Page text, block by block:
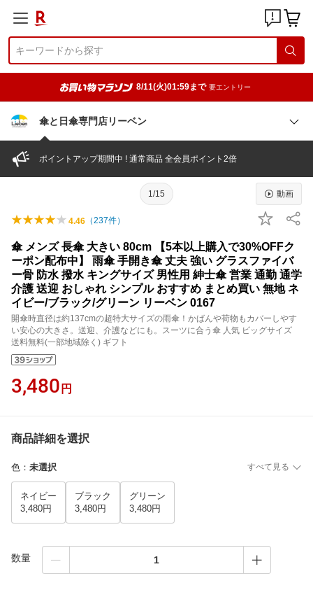
8/11(火)01:59まで 要エントリー
傘と日傘専門店リーベン
ポイントアップ期間中 ! 通常商品 全会員ポイント2倍
1/15 動画
4.46 （237件）
傘 メンズ 長傘 大きい 80cm 【5本以上購入で30%OFFク
ーポン配布中】 雨傘 手開き傘 丈夫 強い グラスファイバ
ー骨 防水 撥水 キングサイズ 男性用 紳士傘 営業 通勤 通学
介護 送迎 おしゃれ シンプル おすすめ まとめ買い 無地 ネ
イビー/ブラック/グリーン リーベン 0167
開傘時直径は約137cmの超特大サイズの雨傘！かばんや荷物もカバーしやす
い安心の大きさ。送迎、介護などにも。スーツに合う傘 人気 ビッグサイズ
送料無料(一部地域除く) ギフト
3,480 円
商品詳細を選択
色 ： 未選択 すべて見る
ネイビー
3,480円
ブラック
3,480円
グリーン
3,480円
数量